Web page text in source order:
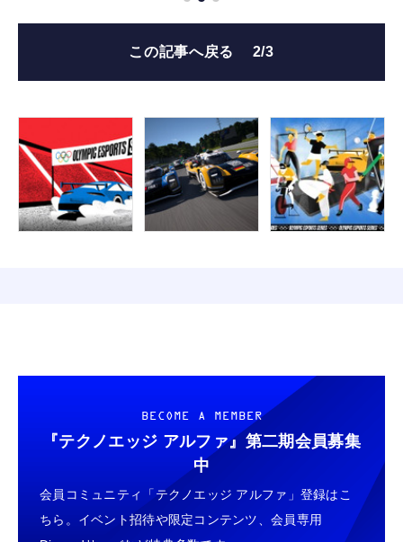
この記事へ戻る 2/3
BECOME A MEMBER
『テクノエッジ アルファ』 第二期会員募集
中
会員コミュニティ「テクノエッジ アルファ」登録はこ
ちら。イベント招待や限定コンテンツ、会員専用